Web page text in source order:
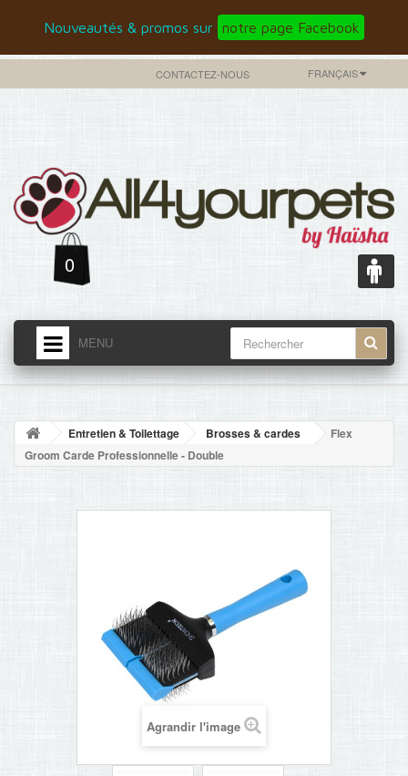
Nouveautés & promos sur notre page Facebook
FRANÇAIS
CONTACTEZ-NOUS
0
MENU
ACCUEIL
NOUVELLES
ACCUEIL
Entretien & Toilettage Brosses & cardes
Flex
Groom Carde Professionnelle - Double
Agrandir l'image